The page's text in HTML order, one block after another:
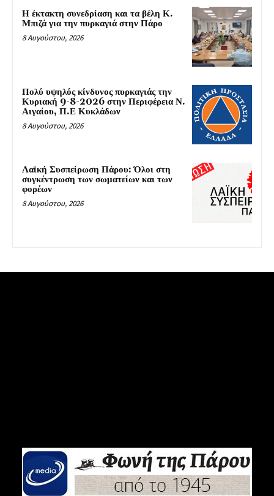
Η έκτακτη συνεδρίαση και τα βέλη Κ.
Μπιζά για την πυρκαγιά στην Πάρο
8 Αυγούστου, 2026
Πολύ υψηλός κίνδυνος πυρκαγιάς την
Κυριακή 9-8-2026 στην Περιφέρεια Ν.
Αιγαίου, Π.Ε Κυκλάδων
8 Αυγούστου, 2026
Λαϊκή Συσπείρωση Πάρου: Όλοι στη
συγκέντρωση των σωματείων και των
φορέων
8 Αυγούστου, 2026